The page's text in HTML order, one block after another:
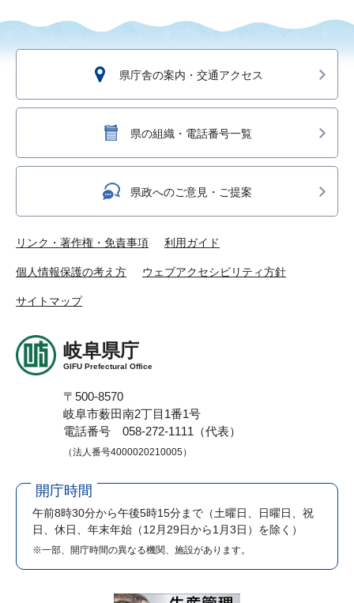
県庁舎の案内・交通アクセス
県の組織・電話番号一覧
県政へのご意見・ご提案
リンク・著作権・免責事項 利用ガイド
個人情報保護の考え方 ウェブアクセシビリティ方針
サイトマップ
岐阜県庁
GIFU Prefectural Office
〒500-8570
岐阜市薮田南2丁目1番1号
電話番号 058-272-1111（代表）
（法人番号4000020210005）
開庁時間
午前8時30分から午後5時15分まで （土曜日、日曜日、祝
日、休日、年末年始（12月29日から1月3日）を除く）
※一部、開庁時間の異なる機関、施設があります。